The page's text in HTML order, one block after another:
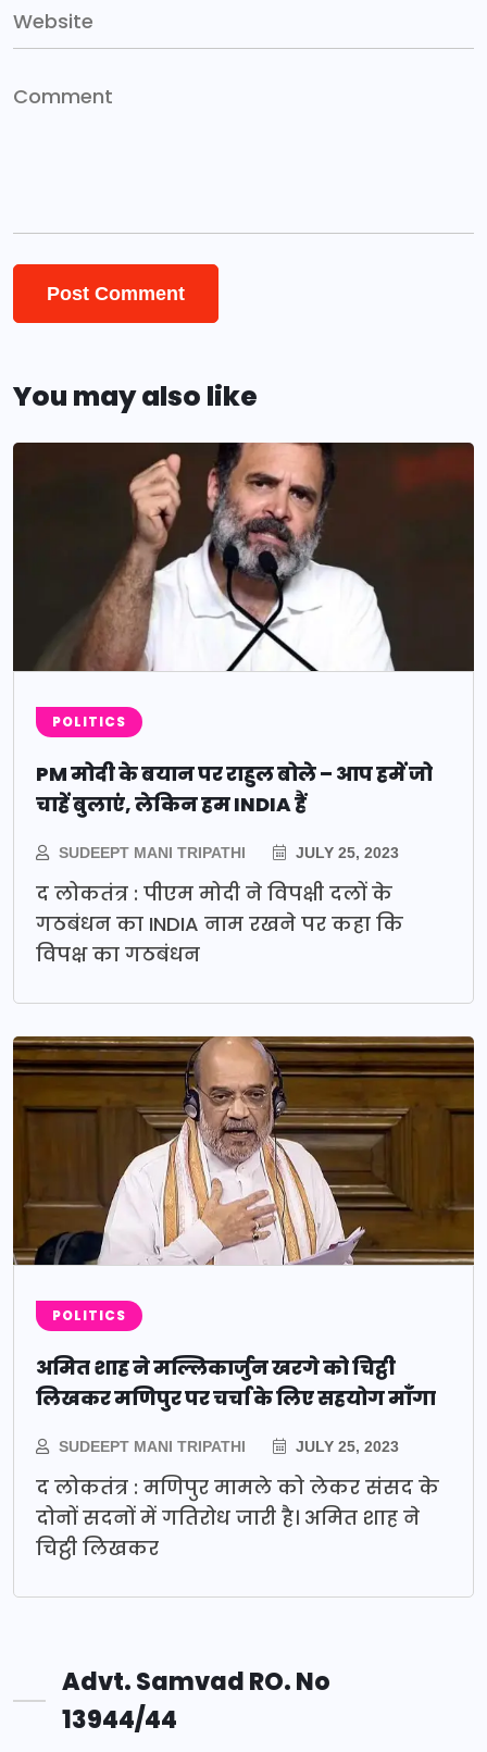
You may also like
POLITICS
PM मोदी के बयान पर राहुल बोले – आप हमें जो
चाहें बुलाएं, लेकिन हम INDIA हैं
SUDEEPT MANI TRIPATHI JULY 25, 2023
द लोकतंत्र : पीएम मोदी ने विपक्षी दलों के
गठबंधन का INDIA नाम रखने पर कहा कि
विपक्ष का गठबंधन
POLITICS
अमित शाह ने मल्लिकार्जुन खरगे को चिट्ठी
लिखकर मणिपुर पर चर्चा के लिए सहयोग माँगा
SUDEEPT MANI TRIPATHI JULY 25, 2023
द लोकतंत्र : मणिपुर मामले को लेकर संसद के
दोनों सदनों में गतिरोध जारी है। अमित शाह ने
चिट्ठी लिखकर
Advt. Samvad RO. No
13944/44